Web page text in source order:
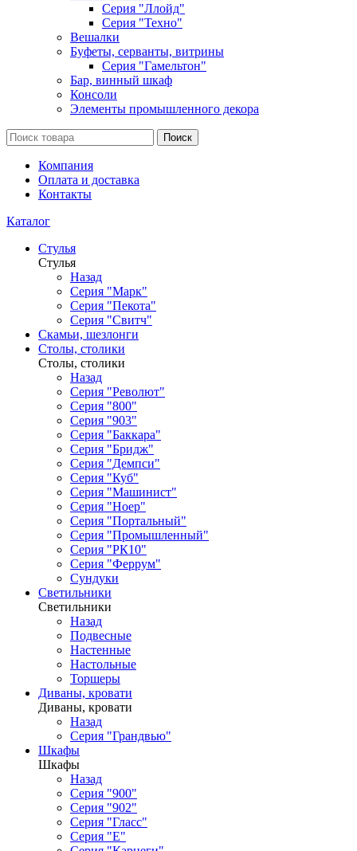
Серия "Ллойд"
Серия "Техно"
Вешалки
Буфеты, серванты, витрины
Серия "Гамельтон"
Бар, винный шкаф
Консоли
Элементы промышленного декора
Поиск
Компания
Оплата и доставка
Контакты
Каталог
Стулья
Стулья
Назад
Серия "Марк"
Серия "Пекота"
Серия "Свитч"
Скамьи, шезлонги
Столы, столики
Столы, столики
Назад
Серия "Револют"
Серия "800"
Серия "903"
Серия "Баккара"
Серия "Бридж"
Серия "Демпси"
Серия "Куб"
Серия "Машинист"
Серия "Ноер"
Серия "Портальный"
Серия "Промышленный"
Серия "РК10"
Серия "Феррум"
Сундуки
Светильники
Светильники
Назад
Подвесные
Настенные
Настольные
Торшеры
Диваны, кровати
Диваны, кровати
Назад
Серия "Грандвью"
Шкафы
Шкафы
Назад
Серия "900"
Серия "902"
Серия "Гласс"
Серия "Е"